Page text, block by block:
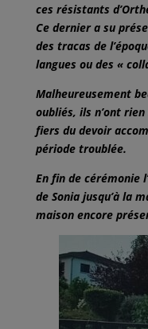
ces résistants
Ce dernier a su
des tracas de
langues ou des «
Malheureusement
oubliés, ils n’ont
fiers du devoir
période troublée.
En fin de cérémonie
de Sonia jusqu’à la
maison encore